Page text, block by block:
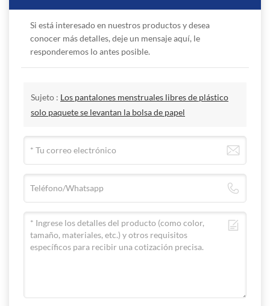
Si está interesado en nuestros productos y desea
conocer más detalles, deje un mensaje aquí, le
responderemos lo antes posible.
Sujeto : Los pantalones menstruales libres de plástico
solo paquete se levantan la bolsa de papel